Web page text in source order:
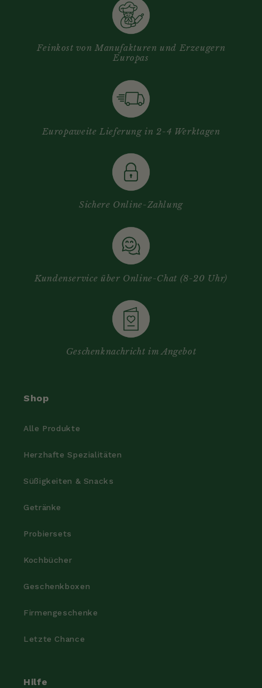
Feinkost von Manufakturen und Erzeugern
Europas
Europaweite Lieferung in 2-4 Werktagen
Sichere Online-Zahlung
Kundenservice über Online-Chat (8-20 Uhr)
Geschenknachricht im Angebot
Shop
Alle Produkte
Herzhafte Spezialitäten
Süßigkeiten & Snacks
Getränke
Probiersets
Kochbücher
Geschenkboxen
Firmengeschenke
Letzte Chance
Hilfe